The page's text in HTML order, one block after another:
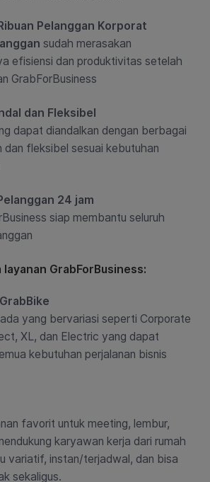
Pelanggan Korporat
sudah merasakan
efisiensi dan produktivitas setelah
GrabForBusiness
dan Fleksibel
dapat diandalkan dengan berbagai
dan fleksibel sesuai kebutuhan
24 jam
siap membantu seluruh
layanan GrabForBusiness:
yang bervariasi seperti Corporate
XL, dan Electric yang dapat
kebutuhan perjalanan bisnis
favorit untuk meeting, lembur,
karyawan kerja dari rumah
variatif, instan/terjadwal, dan bisa
sekaligus.